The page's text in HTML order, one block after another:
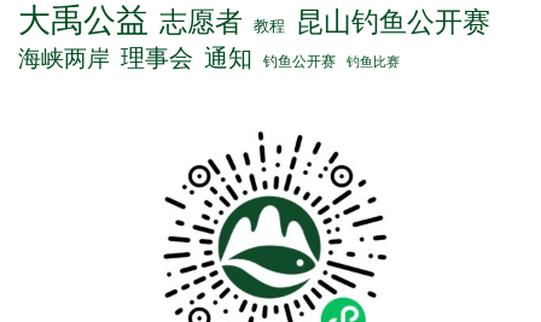
大禹公益 志愿者 教程 昆山钓鱼公开赛
海峡两岸 理事会 通知 钓鱼公开赛 钓鱼比赛